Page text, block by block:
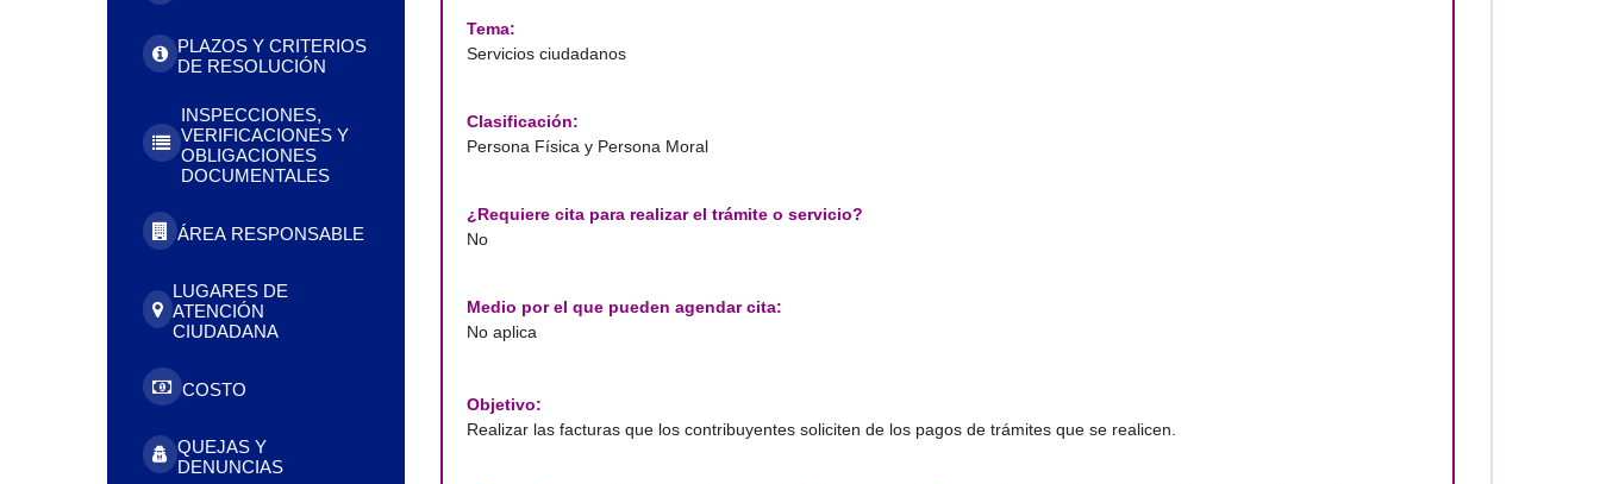
PLAZOS Y CRITERIOS
DE RESOLUCIÓN
INSPECCIONES,
VERIFICACIONES Y
OBLIGACIONES
DOCUMENTALES
ÁREA RESPONSABLE
LUGARES DE
ATENCIÓN
CIUDADANA
COSTO
QUEJAS Y
DENUNCIAS
Tema:
Servicios ciudadanos
Clasificación:
Persona Física y Persona Moral
¿Requiere cita para realizar el trámite o servicio?
No
Medio por el que pueden agendar cita:
No aplica
Objetivo:
Realizar las facturas que los contribuyentes soliciten de los pagos de trámites que se realicen.